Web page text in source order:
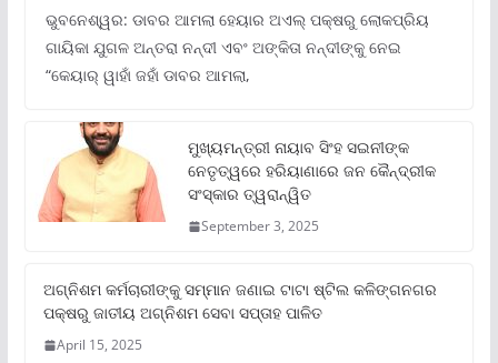
ଭୁବନେଶ୍ୱର: ଡାବର ଆମଲା ହେୟାର ଅଏଲ୍ ପକ୍ଷରୁ ଲୋକପ୍ରିୟ
ଗାୟିକା ଯୁଗଳ ଅନ୍ତରା ନନ୍ଦୀ ଏବଂ ଅଙ୍କିତା ନନ୍ଦୀଙ୍କୁ ନେଇ
“କେୟାର୍ ୱାହାଁ ଜହାଁ ଡାବର ଆମଲା,
ମୁଖ୍ୟମନ୍ତ୍ରୀ ନାୟାବ ସିଂହ ସଇନୀଙ୍କ
ନେତୃତ୍ୱରେ ହରିୟାଣାରେ ଜନ କୈନ୍ଦ୍ରୀକ
ସଂସ୍କାର ତ୍ୱରାନ୍ୱିତ
September 3, 2025
ଅଗ୍ନିଶମ କର୍ମଚାରୀଙ୍କୁ ସମ୍ମାନ ଜଣାଇ ଟାଟା ଷ୍ଟିଲ କଳିଙ୍ଗନଗର
ପକ୍ଷରୁ ଜାତୀୟ ଅଗ୍ନିଶମ ସେବା ସପ୍ତାହ ପାଳିତ
April 15, 2025